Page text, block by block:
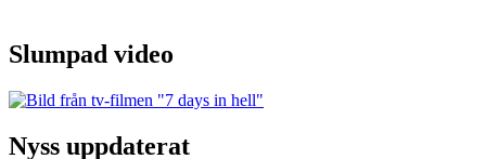
Slumpad video
Nyss uppdaterat